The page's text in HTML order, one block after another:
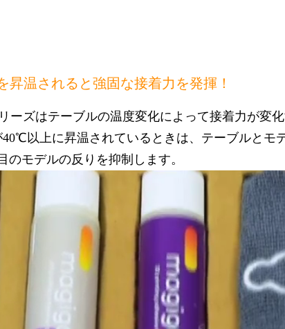
昇温されると強固な接着力を発揮！
ーズはテーブルの温度変化によって接着力が変
以上に昇温されているときは、テーブルとモ
のモデルの反りを抑制します。